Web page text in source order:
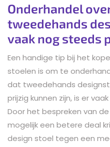
Onderhandel
tweedehands
vaak nog steeds
Een handige tip bij het
stoelen is om te
dat tweedehands
prijzig kunnen zijn, is er
Door het bespreken van
mogelijk een betere deal
design stoel tegen een